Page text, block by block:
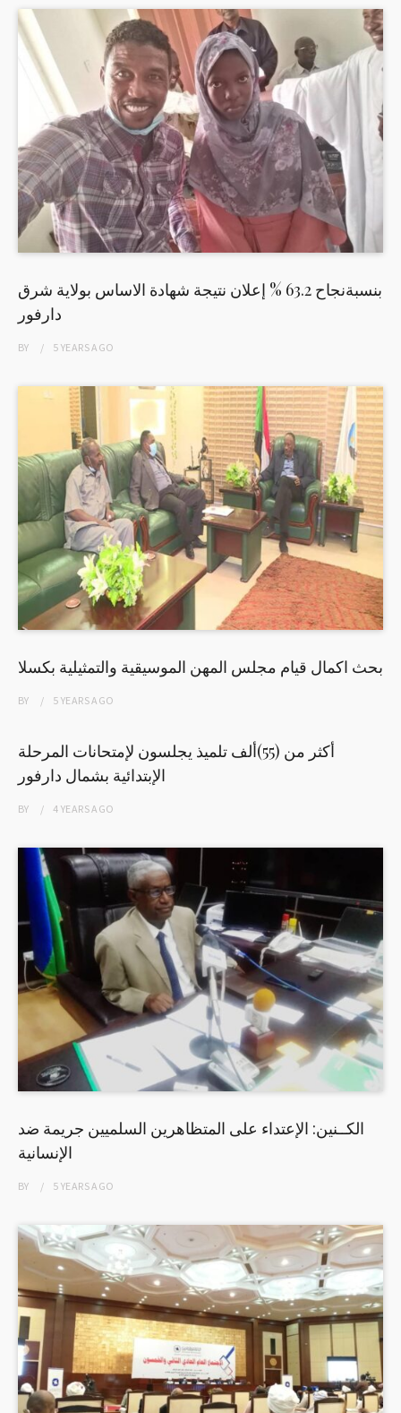
بنسبةنجاح 63.2 % إعلان نتيجة شهادة الاساس بولاية شرق
دارفور
BY 5 YEARSAGO
بحث اكمال قيام مجلس المهن الموسيقية والتمثيلية بكسلا
BY 5 YEARSAGO
أكثر من (55)ألف تلميذ يجلسون لإمتحانات المرحلة
الإبتدائية بشمال دارفور
BY 4 YEARSAGO
الكــنين: الإعتداء على المتظاهرين السلميين جريمة ضد
الإنسانية
BY 5 YEARSAGO